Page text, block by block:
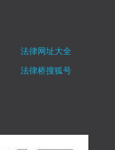
法律网址大全
法律桥搜狐号